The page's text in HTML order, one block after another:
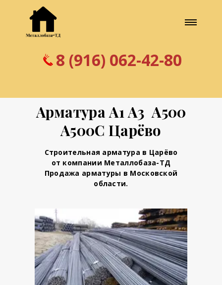
8 (916) 062-42-80
Арматура А1 А3 А500
А500С Царёво
Строительная арматура в Царёво
от компании Металлобаза-ТД
Продажа арматуры в Московской
области.